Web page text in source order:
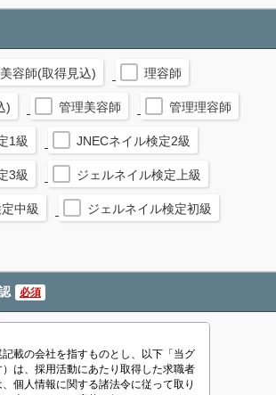
美容師(取得見込) 理容師
) 管理美容師 管理理容師
1級 JNECネイル検定2級
3級 ジェルネイル検定上級
中級 ジェルネイル検定初級
必須